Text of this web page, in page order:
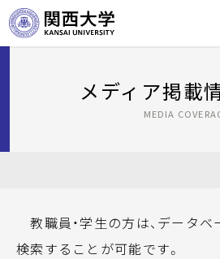
メディア掲載
MEDIA
教職員・学生の方は、データ
検索することが可能です。